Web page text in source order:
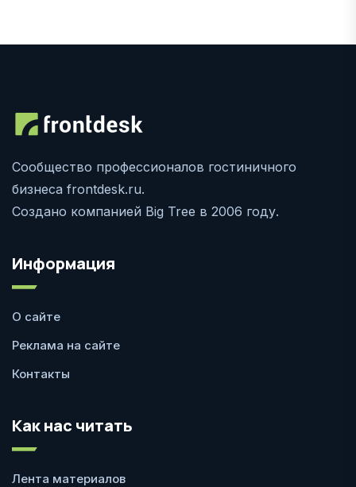
Сообщество профессионалов гостиничного
бизнеса frontdesk.ru.
Создано компанией Big Tree в 2006 году.
Информация
О сайте
Реклама на сайте
Контакты
Как нас читать
Лента материалов